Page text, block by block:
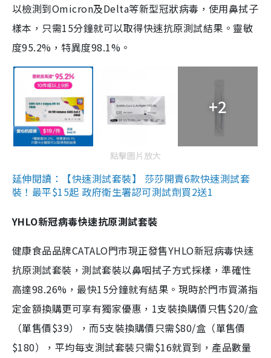
以檢測到Omicron及Delta等新型冠狀病毒，使用鼻拭子
樣本，只需15分鐘就可以取得快速抗原測試結果。靈敏
度95.2%，特異度98.1%。
+2
點擊圖片放大
延伸閱讀：【快速測試套裝】 莎莎開賣6款快速測試套
裝！最平$15起 政府衛生署認可測試劑買2送1
YHLO新冠病毒快速抗原測試套裝
健康食品品牌CATALO門市現正發售YHLO新冠病毒快速
抗原測試套裝，測試套裝以鼻咽拭子方式採樣，準確性
高達98.26%，最快15分鐘就有結果。現時於門市買滿指
定金額換購更可享有獨家優惠，1支裝換購價只售$20/盒
（單售價$39），而5支裝換購價只需$80/盒（單售價
$180），平均每支測試套裝只需$16就買到，產品數量